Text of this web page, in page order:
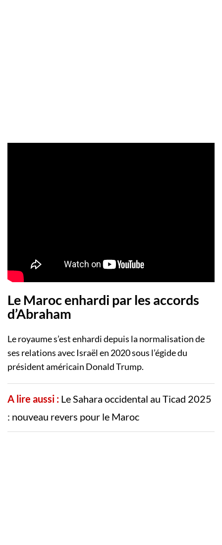
Le Maroc enhardi par les accords
d’Abraham
Le royaume s’est enhardi depuis la normalisation de
ses relations avec Israël en 2020 sous l’égide du
président américain Donald Trump.
A lire aussi : Le Sahara occidental au Ticad 2025
: nouveau revers pour le Maroc